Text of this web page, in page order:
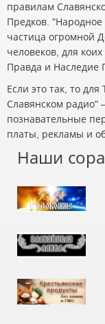
правилам
Предков.
частица огромной
человеков, для
Правда и Наследие
Если это так, то
Славянском радио"
познавательные
платы, рекламы и
Наши